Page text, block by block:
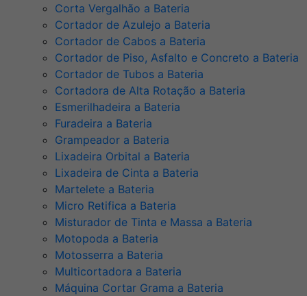
Corta Vergalhão a Bateria
Cortador de Azulejo a Bateria
Cortador de Cabos a Bateria
Cortador de Piso, Asfalto e Concreto a Bateria
Cortador de Tubos a Bateria
Cortadora de Alta Rotação a Bateria
Esmerilhadeira a Bateria
Furadeira a Bateria
Grampeador a Bateria
Lixadeira Orbital a Bateria
Lixadeira de Cinta a Bateria
Martelete a Bateria
Micro Retifica a Bateria
Misturador de Tinta e Massa a Bateria
Motopoda a Bateria
Motosserra a Bateria
Multicortadora a Bateria
Máquina Cortar Grama a Bateria